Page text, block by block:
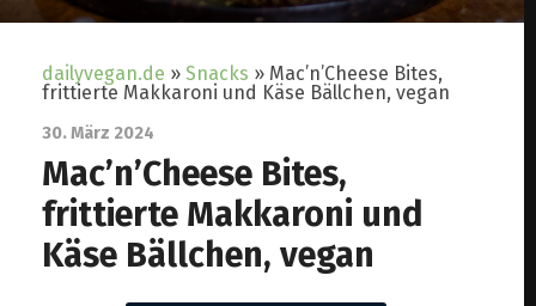
dailyvegan.de »Snacks » Mac’n’Cheese Bites,
frittierte Makkaroni und Käse Bällchen, vegan
30. März 2024
Mac’n’Cheese Bites,
frittierte Makkaroni und
Käse Bällchen, vegan